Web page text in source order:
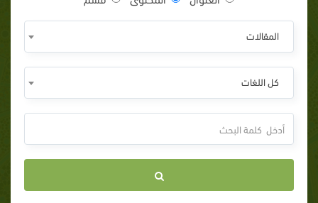
المقالات
كل اللغات